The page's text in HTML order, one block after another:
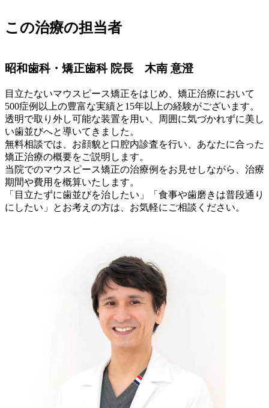
この治療の担当者
昭和歯科・矯正歯科 院長 木南 意澄
目立たないマウスピース矯正をはじめ、矯正治療において
500症例以上の豊富な実績と15年以上の経験がございます。
透明で取り外し可能な装置を用い、周囲に気づかれずに美し
い歯並びへと導いてきました。
無料相談では、お顔貌と口腔内診査を行い、あなたに合った
矯正治療の概要をご説明します。
当院でのマウスピース矯正の治療例をお見せしながら、治療
期間や費用を概算いたします。
「目立たずに歯並びを治したい」「食事や歯磨きは普段通り
にしたい」とお考えの方は、お気軽にご相談ください。